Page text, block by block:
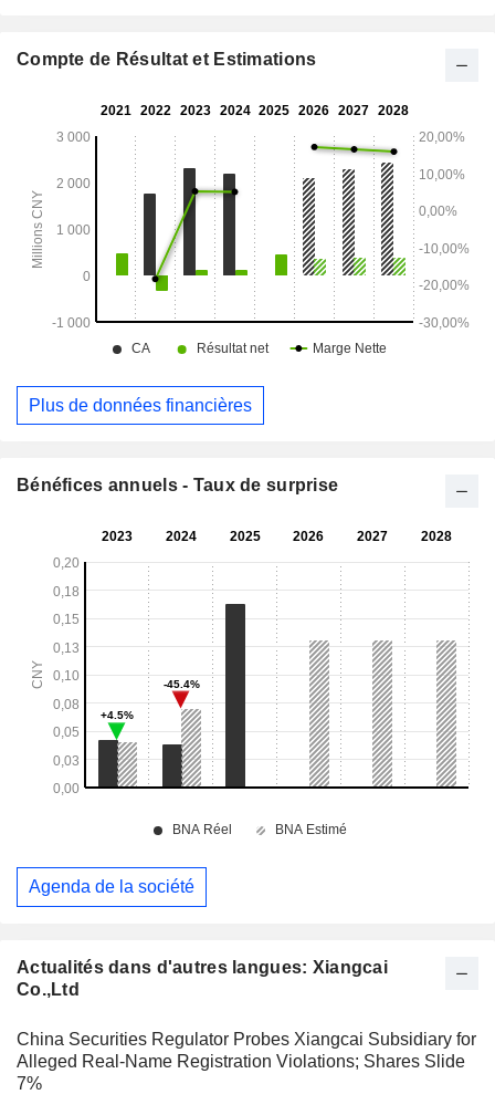
Actualités dans d'autres langues: Xiangcai
Co.,Ltd
China Securities Regulator Probes Xiangcai Subsidiary for
Alleged Real-Name Registration Violations; Shares Slide
7%
et de profilés d'articulation.
Compte de Résultat et Estimations
Plus de données financières
Bénéfices annuels - Taux de surprise
Agenda de la société